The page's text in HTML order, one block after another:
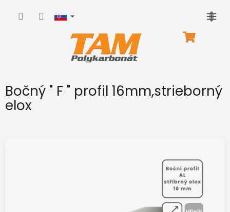
NÁKUPNÝ
Bočný " F " profil 16mm,strieborný
elox